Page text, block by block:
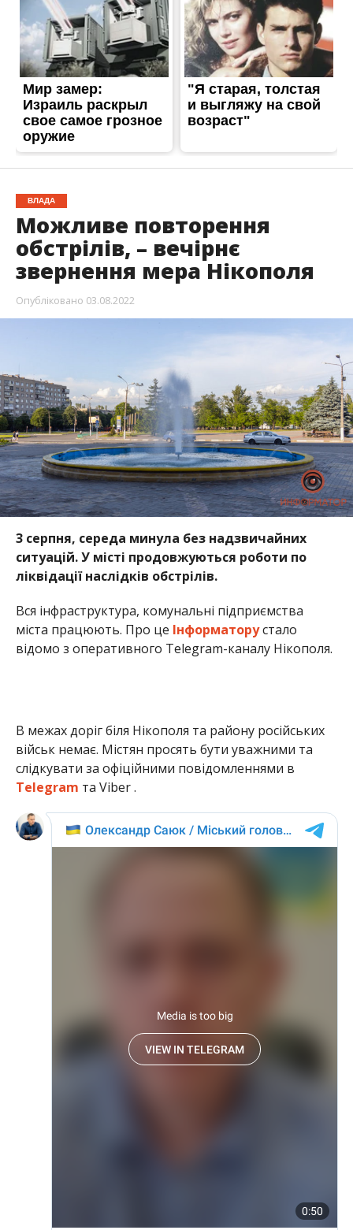
ВЛАДА
Можливе повторення
обстрілів, – вечірнє
звернення мера Нікополя
Опубліковано 03.08.2022
3 серпня, середа минула без надзвичайних
ситуацій. У місті продовжуються роботи по
ліквідації наслідків обстрілів.
Вся інфраструктура, комунальні підприємства
міста працюють. Про це Інформаторустало
відомо з оперативного Telegram-каналу Нікополя.
В межах доріг біля Нікополя та району російських
військ немає. Містян просять бути уважними та
слідкувати за офіційними повідомленнями в
Telegram та Viber .